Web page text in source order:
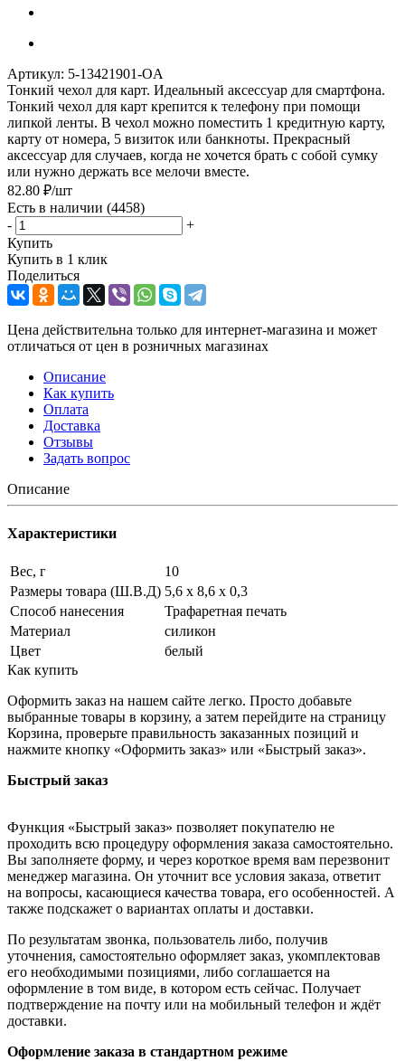
Артикул: 5-13421901-OA
Тонкий чехол для карт. Идеальный аксессуар для смартфона.
Тонкий чехол для карт крепится к телефону при помощи
липкой ленты. В чехол можно поместить 1 кредитную карту,
карту от номера, 5 визиток или банкноты. Прекрасный
аксессуар для случаев, когда не хочется брать с собой сумку
или нужно держать все мелочи вместе.
82.80 ₽/шт
Есть в наличии (4458)
-
+
Купить
Купить в 1 клик
Поделиться
Цена действительна только для интернет-магазина и может
отличаться от цен в розничных магазинах
Описание
Как купить
Оплата
Доставка
Отзывы
Задать вопрос
Описание
Характеристики
Вес, г
10
Размеры товара (Ш.В.Д) 5,6 x 8,6 x 0,3
Способ нанесения
Трафаретная печать
Материал
силикон
Цвет
белый
Как купить
Оформить заказ на нашем сайте легко. Просто добавьте
выбранные товары в корзину, а затем перейдите на страницу
Корзина, проверьте правильность заказанных позиций и
нажмите кнопку «Оформить заказ» или «Быстрый заказ».
Быстрый заказ
Функция «Быстрый заказ» позволяет покупателю не
проходить всю процедуру оформления заказа самостоятельно.
Вы заполняете форму, и через короткое время вам перезвонит
менеджер магазина. Он уточнит все условия заказа, ответит
на вопросы, касающиеся качества товара, его особенностей. А
также подскажет о вариантах оплаты и доставки.
По результатам звонка, пользователь либо, получив
уточнения, самостоятельно оформляет заказ, укомплектовав
его необходимыми позициями, либо соглашается на
оформление в том виде, в котором есть сейчас. Получает
подтверждение на почту или на мобильный телефон и ждёт
доставки.
Оформление заказа в стандартном режиме